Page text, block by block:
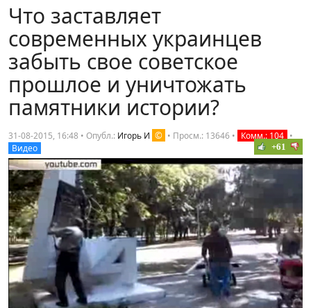
Что заставляет
современных украинцев
забыть свое советское
прошлое и уничтожать
памятники истории?
31-08-2015, 16:48 • Опубл.: Игорь И © • Просм.: 13646 • Комм.: 104 •
Видео
+61